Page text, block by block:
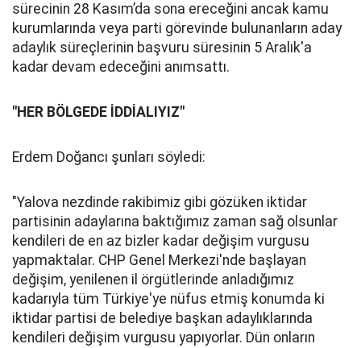
sürecinin 28 Kasım’da sona ereceğini ancak kamu
kurumlarında veya parti görevinde bulunanların aday
adaylık süreçlerinin başvuru süresinin 5 Aralık'a
kadar devam edeceğini anımsattı.
"HER BÖLGEDE İDDİALIYIZ"
Erdem Doğancı şunları söyledi:
"Yalova nezdinde rakibimiz gibi gözüken iktidar
partisinin adaylarına baktığımız zaman sağ olsunlar
kendileri de en az bizler kadar değişim vurgusu
yapmaktalar. CHP Genel Merkezi'nde başlayan
değişim, yenilenen il örgütlerinde anladığımız
kadarıyla tüm Türkiye'ye nüfus etmiş konumda ki
iktidar partisi de belediye başkan adaylıklarında
kendileri değişim vurgusu yapıyorlar. Dün onların